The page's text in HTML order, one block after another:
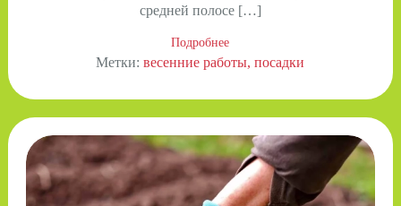
средней полосе […]
Подробнее
Метки:весенние работы посадки